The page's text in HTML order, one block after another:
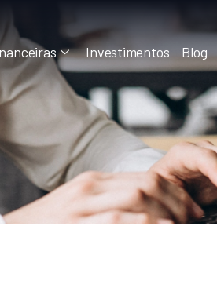
Investimentos Blog